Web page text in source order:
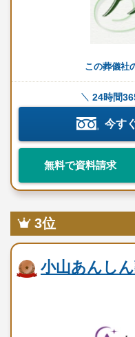
ホール使用料（2日間）
寝台車移動（自宅→ホール）
遺影S版写真立て
※火葬の日程によりドライ
場合があります。
※病院や施設から安置場所
※セットプランに含まれな
礼品、式場料、火葬場関係
動する費用は、人数と内容
が必須ですので、遠慮なく
この葬儀社
24時間
今す
無料で資料請求
3位
小山あんし